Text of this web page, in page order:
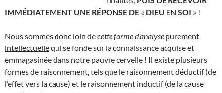
IMMÉDIATEMENT UNE RÉPONSE DE « DIEU EN SOI » !
Nous sommes donc loin decette formed’analyse purement
intellectuellequi se fonde sur la connaissance acquise et
emmagasinée dans notre pauvre cervelle ! Il existe plusieurs
formes de raisonnement, tels que le raisonnement déductif (de
l’effet vers la cause) et le raisonnement inductif (de la cause